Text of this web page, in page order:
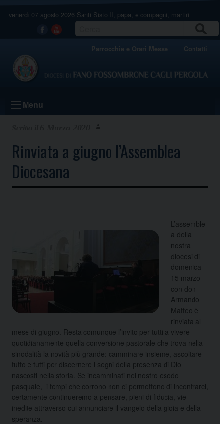
venerdì 07 agosto 2026 Santi Sisto II, papa, e compagni, martiri
Facebook
Youtube
Parrocchie e Orari Messe Contatti
Menu
Rinviata a giugno l’Assemblea
Diocesana
L’assemble
a della
nostra
diocesi di
domenica
15 marzo
con don
Armando
Matteo è
rinviata al
mese di giugno. Resta comunque l’invito per tutti a vivere
quotidianamente quella conversione pastorale che trova nella
sinodalità la novità più grande: camminare insieme, ascoltare
tutto e tutti per discernere i segni della presenza di Dio
nascosti nella storia. Se incamminati nel nostro esodo
pasquale, i tempi che corrono non ci permettono di incontrarci,
certamente continueremo a pensare, pieni di fiducia, vie
inedite attraverso cui annunciare il vangelo della gioia e della
speranza.